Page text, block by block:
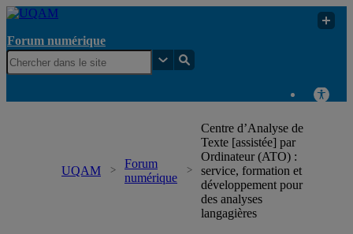
Forum numérique
UQAM
Forum
numérique
Centre d’Analyse de
Texte [assistée] par
Ordinateur (ATO) :
service, formation et
développement pour
des analyses
langagières